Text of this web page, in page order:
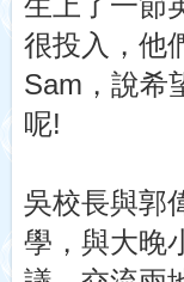
很投入，他
Sam ，說希
呢!
吳校長與郭
學，與大晚